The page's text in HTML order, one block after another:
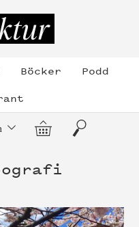
Böcker
Podd
Varukorg
Sök